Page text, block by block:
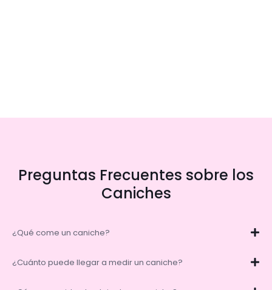
Preguntas Frecuentes sobre los
Caniches
¿Qué come un caniche?
¿Cuánto puede llegar a medir un caniche?